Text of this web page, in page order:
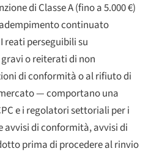
di Classe A (fino a 5.000 €)
continuato
perseguibili su
o reiterati di non
di conformità o al rifiuto di
— comportano una
e i regolatori settoriali per i
avvisi di conformità, avvisi di
prima di procedere al rinvio